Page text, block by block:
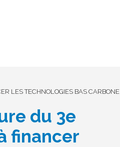
LES TECHNOLOGIES BAS CARBONE
du 3e
financer